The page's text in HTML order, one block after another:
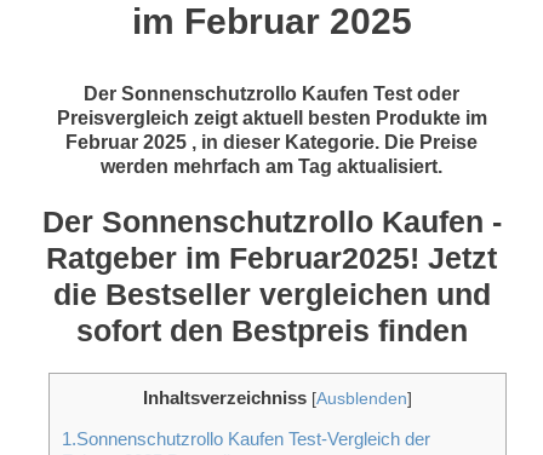
im Februar 2025
Der Sonnenschutzrollo Kaufen Test oder
Preisvergleich zeigt aktuell besten Produkte im
Februar 2025 , in dieser Kategorie. Die Preise
werden mehrfach am Tag aktualisiert.
Der Sonnenschutzrollo Kaufen -
Ratgeber im Februar2025! Jetzt
die Bestseller vergleichen und
sofort den Bestpreis finden
Inhaltsverzeichniss [Ausblenden]
1.Sonnenschutzrollo Kaufen Test-Vergleich der